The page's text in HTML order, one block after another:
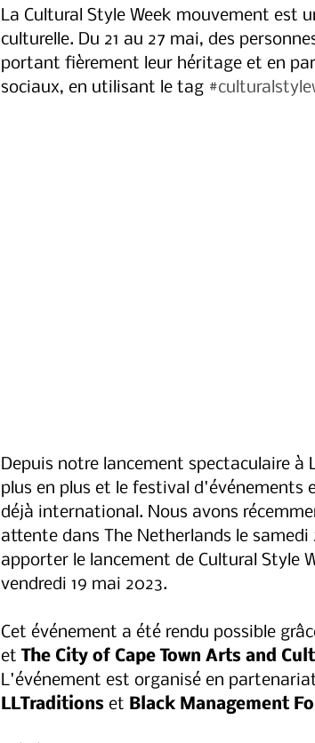
La Cultural Style Week mouvement est
culturelle. Du 21 au 27 mai, des
portant fièrement leur héritage et en
sociaux, en utilisant le tag
Depuis notre lancement spectaculaire à
plus en plus et le festival
déjà international. Nous avons
attente dans The Netherlands le
apporter le lancement de Cultural Style
vendredi 19 mai 2023.
Cet événement a été rendu possible
et The City of Cape Town Arts and
L'événement est organisé en
LLTraditions et Black Management